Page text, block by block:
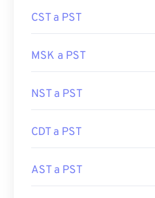
CST a PST
MSK a PST
NST a PST
CDT a PST
AST a PST